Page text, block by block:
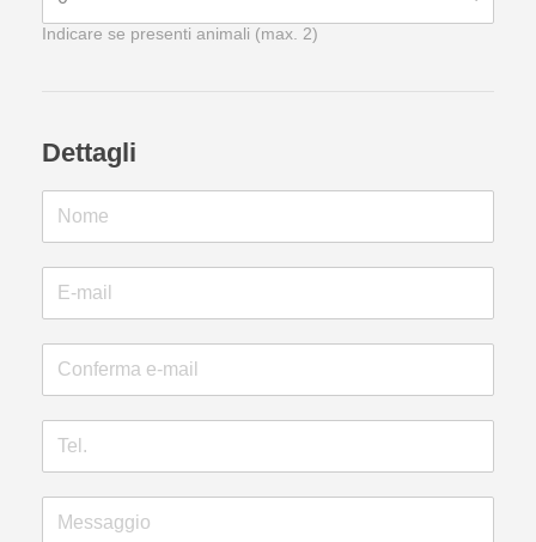
Indicare se presenti animali (max. 2)
Dettagli